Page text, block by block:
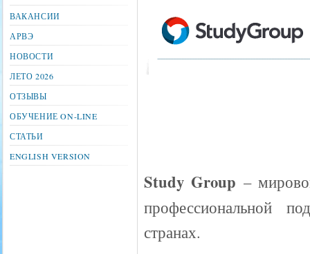
Study Group –
профессиональной
странах.
ВАКАНСИИ
АРВЭ
НОВОСТИ
ЛЕТО 2026
ОТЗЫВЫ
ОБУЧЕНИЕ ON-LINE
СТАТЬИ
ENGLISH VERSION